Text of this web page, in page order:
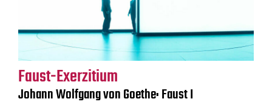
Faust-Exerzitium
Johann Wolfgang von Goethe: Faust I